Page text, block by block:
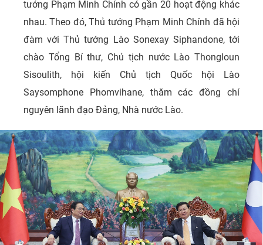
tướng Phạm Minh Chính có gần 20 hoạt động khác
nhau. Theo đó, Thủ tướng Phạm Minh Chính đã hội
đàm với Thủ tướng Lào Sonexay Siphandone, tới
chào Tổng Bí thư, Chủ tịch nước Lào Thongloun
Sisoulith, hội kiến Chủ tịch Quốc hội Lào
Saysomphone Phomvihane, thăm các đồng chí
nguyên lãnh đạo Đảng, Nhà nước Lào.